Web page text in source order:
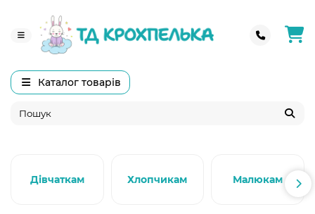
Каталог товарів
Дівчаткам Хлопчикам Малюкам